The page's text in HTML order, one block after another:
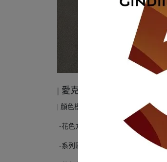
| 愛克美耐板 : AK-14162CY32
| 顏色模式 :
-花色方向 : 無
-系列區分 : 石紋